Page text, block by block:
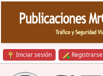
Iniciar sesión Registrarse